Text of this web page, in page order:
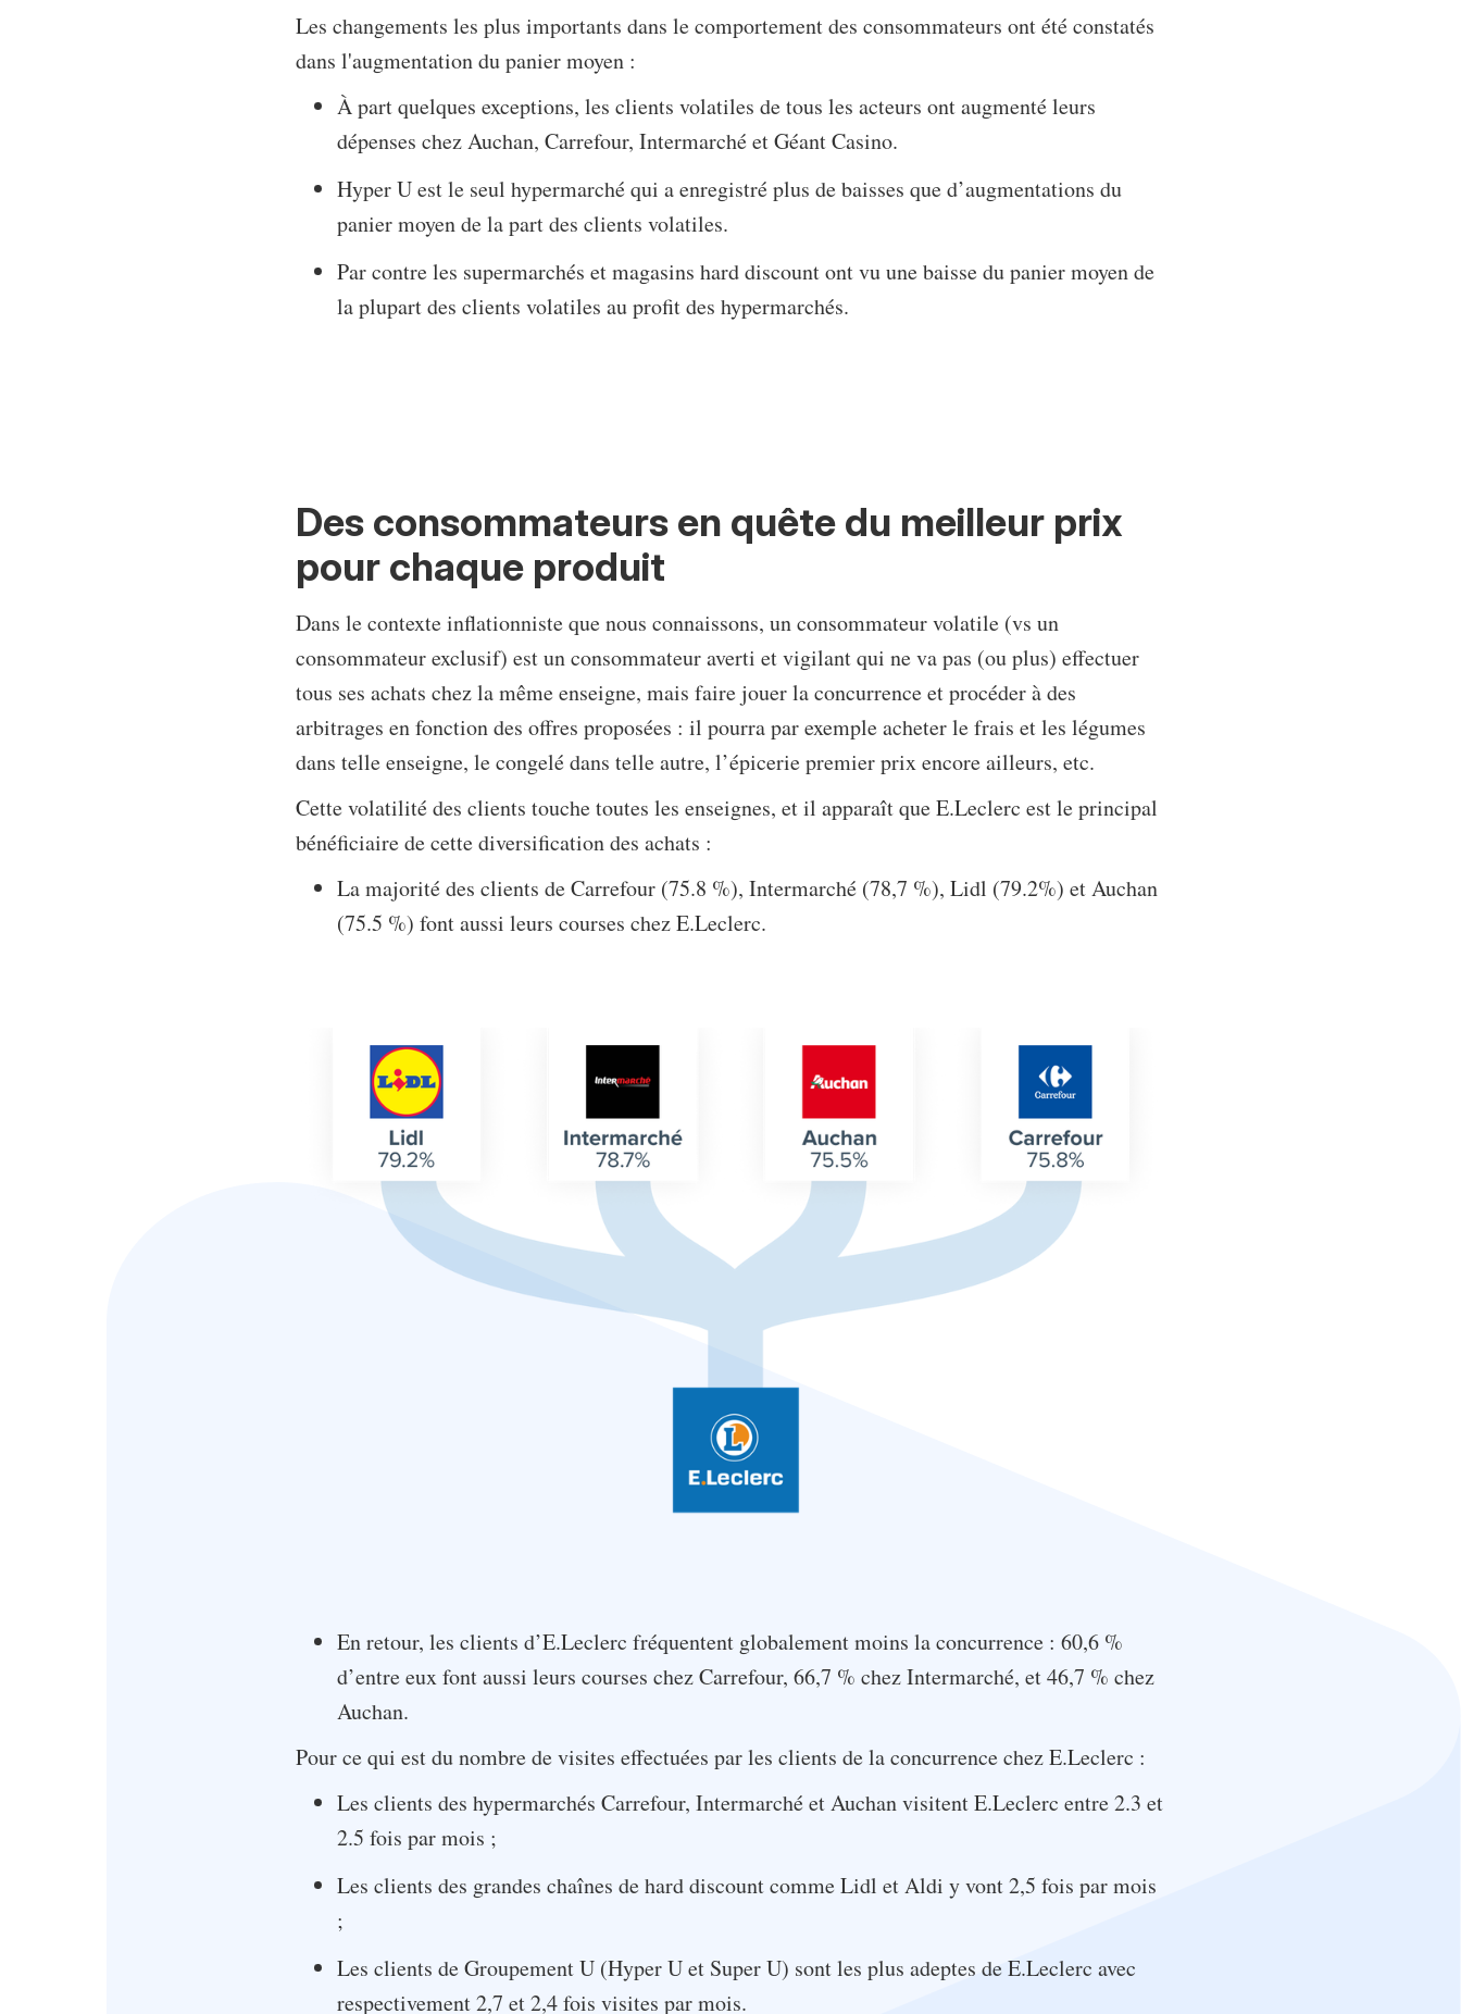
Les changements les plus importants dans le comportement des consommateurs ont été constatés
dans l'augmentation du panier moyen :
À part quelques exceptions, les clients volatiles de tous les acteurs ont augmenté leurs
dépenses chez Auchan, Carrefour, Intermarché et Géant Casino.
Hyper U est le seul hypermarché qui a enregistré plus de baisses que d’augmentations du
panier moyen de la part des clients volatiles.
Par contre les supermarchés et magasins hard discount ont vu une baisse du panier moyen de
la plupart des clients volatiles au profit des hypermarchés.
Des consommateurs en quête du meilleur prix
pour chaque produit
Dans le contexte inflationniste que nous connaissons, un consommateur volatile (vs un
consommateur exclusif) est un consommateur averti et vigilant qui ne va pas (ou plus) effectuer
tous ses achats chez la même enseigne, mais faire jouer la concurrence et procéder à des
arbitrages en fonction des offres proposées : il pourra par exemple acheter le frais et les légumes
dans telle enseigne, le congelé dans telle autre, l’épicerie premier prix encore ailleurs, etc.
Cette volatilité des clients touche toutes les enseignes, et il apparaît que E.Leclerc est le principal
bénéficiaire de cette diversification des achats :
La majorité des clients de Carrefour (75.8 %), Intermarché (78,7 %), Lidl (79.2%) et Auchan
(75.5 %) font aussi leurs courses chez E.Leclerc.
En retour, les clients d’E.Leclerc fréquentent globalement moins la concurrence : 60,6 %
d’entre eux font aussi leurs courses chez Carrefour, 66,7 % chez Intermarché, et 46,7 % chez
Auchan.
Pour ce qui est du nombre de visites effectuées par les clients de la concurrence chez E.Leclerc :
Les clients des hypermarchés Carrefour, Intermarché et Auchan visitent E.Leclerc entre 2.3 et
2.5 fois par mois ;
Les clients des grandes chaînes de hard discount comme Lidl et Aldi y vont 2,5 fois par mois
;
Les clients de Groupement U (Hyper U et Super U) sont les plus adeptes de E.Leclerc avec
respectivement 2,7 et 2,4 fois visites par mois.